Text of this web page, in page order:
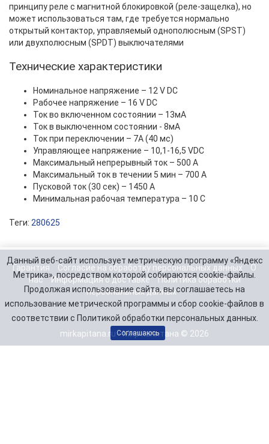
принципу реле с магнитной блокировкой (реле-защелка), но
может использоваться там, где требуется нормально
открытый контактор, управляемый однополюсным (SPST)
или двухполюсным (SPDT) выключателями
Технические характеристики
Номинальное напряжение – 12 V DC
Рабочее напряжение – 16 V DC
Ток во включенном состоянии – 13мА
Ток в выключенном состоянии - 8мА
Ток при переключении – 7А (40 мс)
Управляющее напряжение – 10,1-16,5 VDC
Максимальный непрерывный ток – 500 А
Максимальный ток в течении 5 мин – 700 А
Пусковой ток (30 сек) – 1450 А
Минимальная рабочая температура – 10 С
Теги: 280625
Гарантия Согласие на обработку персональных данных
О
нас
Информация о доставке
Политика обработки
персональных данных
mirkapitana.ru - Мир капитана © 2026
Данный веб-сайт использует метрическую программу «Яндекс
Метрика», посредством которой собираются cookie-файлы.
Продолжая использование сайта, вы соглашаетесь на
использование метрической программы и сбор cookie-файлов в
соответствии с Политикой обработки персональных данных.
Соглашаюсь